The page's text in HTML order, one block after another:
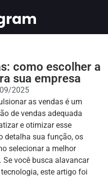
como escolher a
sua empresa
2025
as vendas é um
de vendas adequada
e otimizar esse
detalha sua função, os
selecionar a melhor
você busca alavancar
este artigo foi